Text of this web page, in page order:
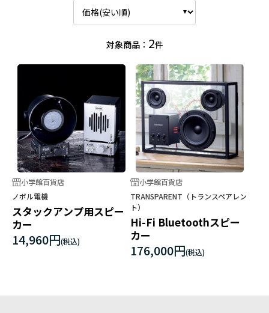
対象商品： 2件
小学館百貨店
ノボル電機
スタックアンプ用スピー
カー
14,960円
小学館百貨店
TRANSPARENT（トランスペアレン
ト）
Hi-Fi Bluetoothスピー
カー
176,000円